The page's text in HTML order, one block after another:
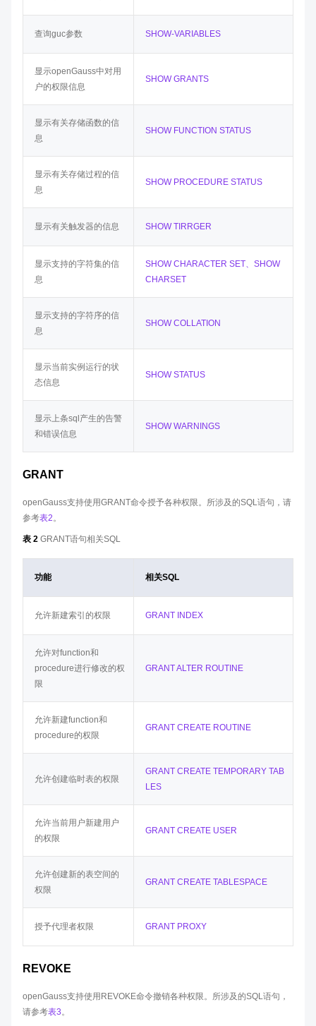
查询guc参数 SHOW-VARIABLES
显示openGauss中对用
户的权限信息
SHOW GRANTS
显示有关存储函数的信
息
SHOW FUNCTION STATUS
显示有关存储过程的信
息
SHOW PROCEDURE STATUS
显示有关触发器的信息 SHOW TIRRGER
显示支持的字符集的信
息
SHOW CHARACTER SET、SHOW
CHARSET
显示支持的字符序的信
息
SHOW COLLATION
显示当前实例运行的状
态信息
SHOW STATUS
显示上条sql产生的告警
和错误信息
SHOW WARNINGS
GRANT
openGauss支持使用GRANT命令授予各种权限。所涉及的SQL语句，请
参考表2。
表 2 GRANT语句相关SQL
功能 相关SQL
允许新建索引的权限 GRANT INDEX
允许对function和
procedure进行修改的权
限
GRANT ALTER ROUTINE
允许新建function和
procedure的权限
GRANT CREATE ROUTINE
允许创建临时表的权限
GRANT CREATE TEMPORARY TAB
LES
允许当前用户新建用户
的权限
GRANT CREATE USER
允许创建新的表空间的
权限
GRANT CREATE TABLESPACE
授予代理者权限 GRANT PROXY
REVOKE
openGauss支持使用REVOKE命令撤销各种权限。所涉及的SQL语句，
请参考表3。